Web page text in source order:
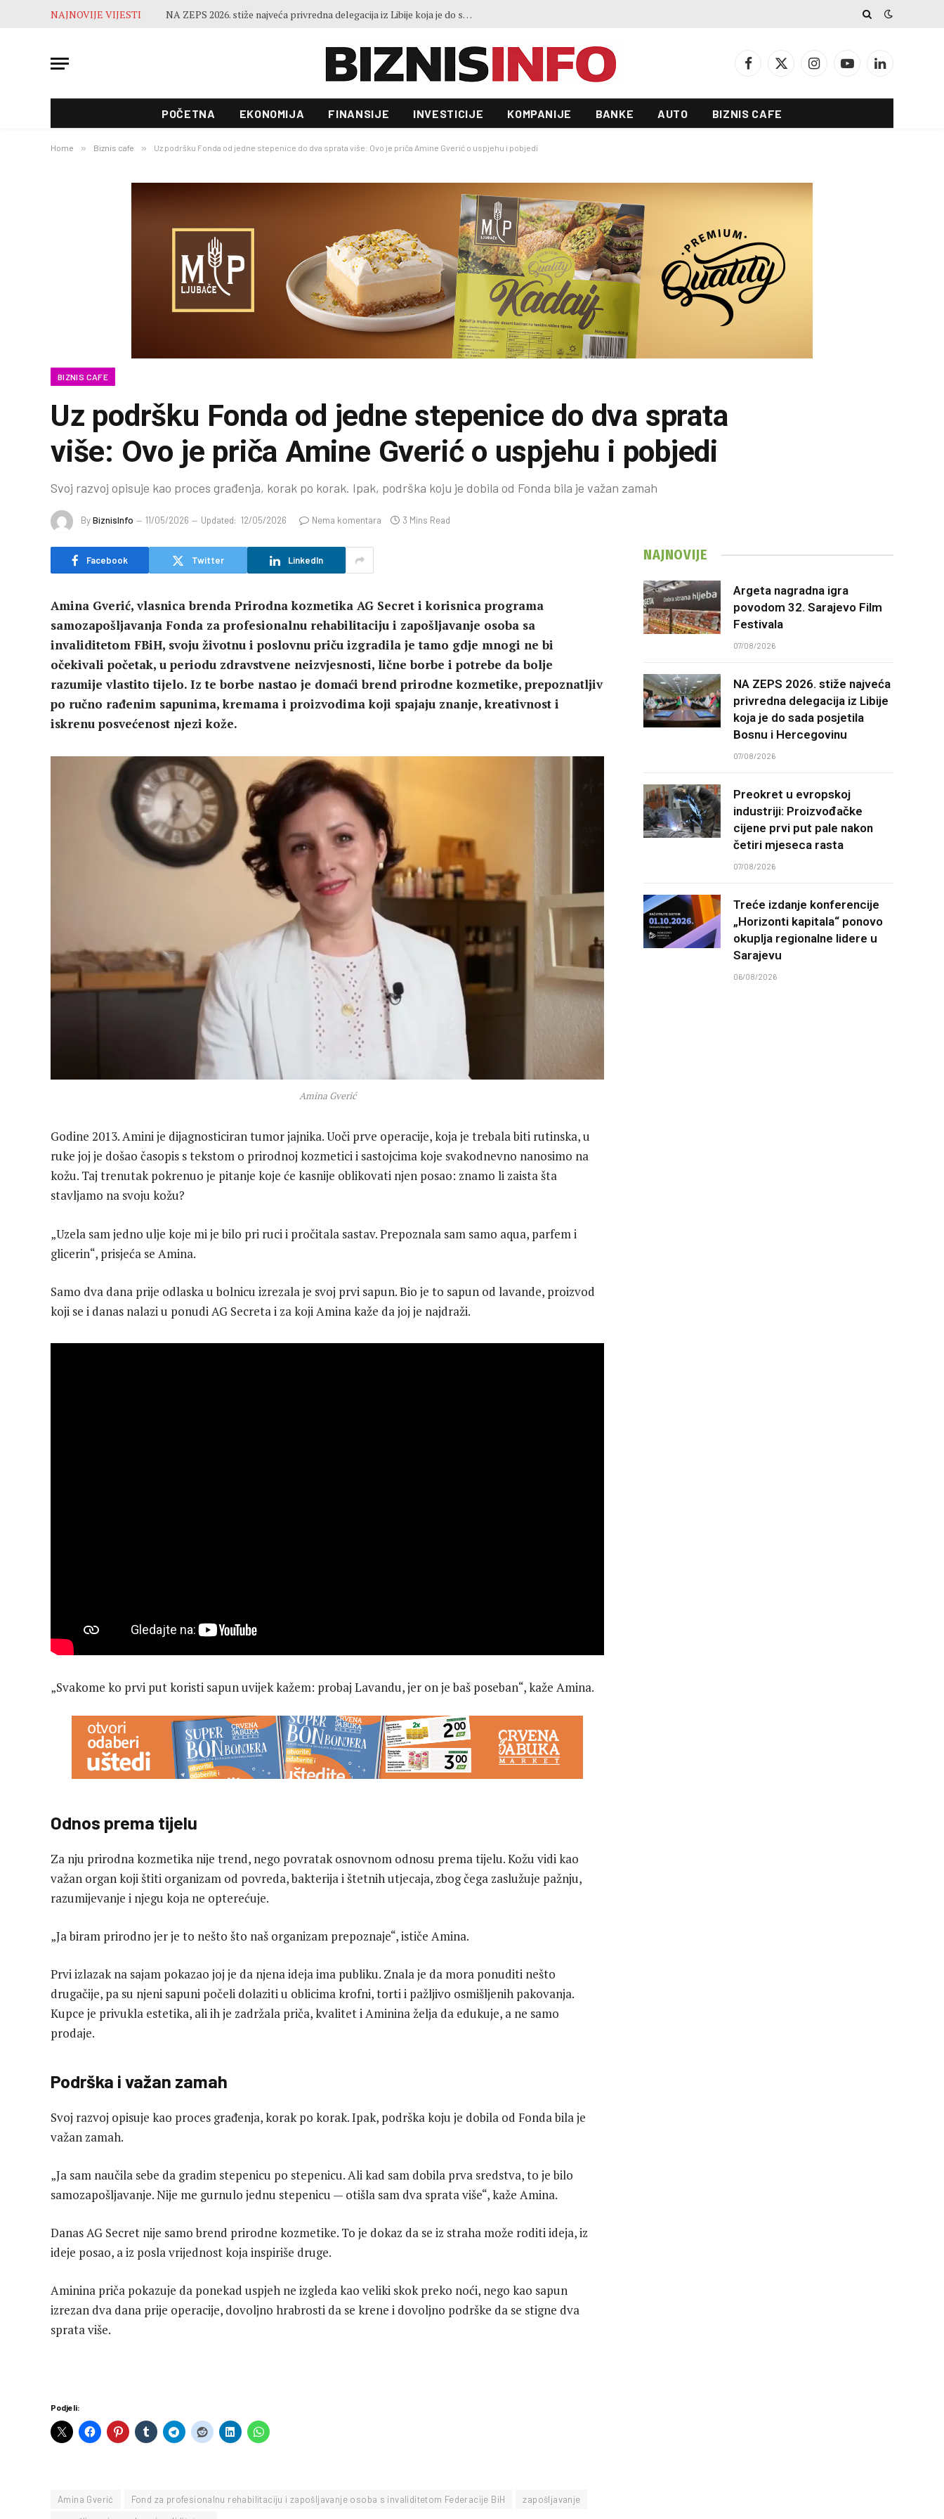
NAJNOVIJE VIJESTI NA ZEPS 2026. stiže najveća privredna delegacija iz Libije koja je do sada posjetila Bosnu i Hercegovinu
Facebook
X
InstagramYouTubeLinkedIn
POČETNA EKONOMIJA FINANSIJE INVESTICIJE KOMPANIJE BANKE AUTO BIZNIS CAFE
Home » Biznis cafe » Uz podršku Fonda od jedne stepenice do dva sprata više: Ovo je priča Amine Gverić o uspjehu i pobjedi
BIZNIS CAFE
Uz podršku Fonda od jedne stepenice do dva sprata
više: Ovo je priča Amine Gverić o uspjehu i pobjedi
Svoj razvoj opisuje kao proces građenja, korak po korak. Ipak, podrška koju je dobila od Fonda bila je važan zamah
ByBiznisInfo 11/05/2026 Updated: 12/05/2026 Nema komentara 3 Mins Read
Facebook Twitter LinkedIn
Amina Gverić, vlasnica brenda Prirodna kozmetika AG Secret i korisnica programa
samozapošljavanja Fonda za profesionalnu rehabilitaciju i zapošljavanje osoba sa
invaliditetom FBiH, svoju životnu i poslovnu priču izgradila je tamo gdje mnogi ne bi
očekivali početak, u periodu zdravstvene neizvjesnosti, lične borbe i potrebe da bolje
razumije vlastito tijelo. Iz te borbe nastao je domaći brend prirodne kozmetike, prepoznatljiv
po ručno rađenim sapunima, kremama i proizvodima koji spajaju znanje, kreativnost i
iskrenu posvećenost njezi kože.
Amina Gverić
Godine 2013. Amini je dijagnosticiran tumor jajnika. Uoči prve operacije, koja je trebala biti rutinska, u
ruke joj je došao časopis s tekstom o prirodnoj kozmetici i sastojcima koje svakodnevno nanosimo na
kožu. Taj trenutak pokrenuo je pitanje koje će kasnije oblikovati njen posao: znamo li zaista šta
stavljamo na svoju kožu?
„Uzela sam jedno ulje koje mi je bilo pri ruci i pročitala sastav. Prepoznala sam samo aqua, parfem i
glicerin“, prisjeća se Amina.
Samo dva dana prije odlaska u bolnicu izrezala je svoj prvi sapun. Bio je to sapun od lavande, proizvod
koji se i danas nalazi u ponudi AG Secreta i za koji Amina kaže da joj je najdraži.
„Svakome ko prvi put koristi sapun uvijek kažem: probaj Lavandu, jer on je baš poseban“, kaže Amina.
Odnos prema tijelu
Za nju prirodna kozmetika nije trend, nego povratak osnovnom odnosu prema tijelu. Kožu vidi kao
važan organ koji štiti organizam od povreda, bakterija i štetnih utjecaja, zbog čega zaslužuje pažnju,
razumijevanje i njegu koja ne opterećuje.
„Ja biram prirodno jer je to nešto što naš organizam prepoznaje“, ističe Amina.
Prvi izlazak na sajam pokazao joj je da njena ideja ima publiku. Znala je da mora ponuditi nešto
drugačije, pa su njeni sapuni počeli dolaziti u oblicima krofni, torti i pažljivo osmišljenih pakovanja.
Kupce je privukla estetika, ali ih je zadržala priča, kvalitet i Aminina želja da edukuje, a ne samo
prodaje.
Podrška i važan zamah
Svoj razvoj opisuje kao proces građenja, korak po korak. Ipak, podrška koju je dobila od Fonda bila je
važan zamah.
„Ja sam naučila sebe da gradim stepenicu po stepenicu. Ali kad sam dobila prva sredstva, to je bilo
samozapošljavanje. Nije me gurnulo jednu stepenicu — otišla sam dva sprata više“, kaže Amina.
Danas AG Secret nije samo brend prirodne kozmetike. To je dokaz da se iz straha može roditi ideja, iz
ideje posao, a iz posla vrijednost koja inspiriše druge.
Aminina priča pokazuje da ponekad uspjeh ne izgleda kao veliki skok preko noći, nego kao sapun
izrezan dva dana prije operacije, dovoljno hrabrosti da se krene i dovoljno podrške da se stigne dva
sprata više.
Podjeli:
Amina Gverić Fond za profesionalnu rehabilitaciju i zapošljavanje osoba s invaliditetom Federacije BiH
zapošljavanje
NAJNOVIJE
Argeta nagradna igra
povodom 32. Sarajevo Film
Festivala
07/08/2026
NA ZEPS 2026. stiže najveća
privredna delegacija iz Libije
koja je do sada posjetila
Bosnu i Hercegovinu
07/08/2026
Preokret u evropskoj
industriji: Proizvođačke
cijene prvi put pale nakon
četiri mjeseca rasta
07/08/2026
Treće izdanje konferencije
„Horizonti kapitala“ ponovo
okuplja regionalne lidere u
Sarajevu
06/08/2026